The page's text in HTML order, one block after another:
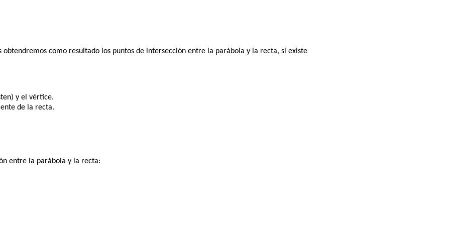
obtendremos como resultado los puntos de intersección entre la parábola y la recta, si existe
y el vértice.
de la recta.
entre la parábola y la recta: